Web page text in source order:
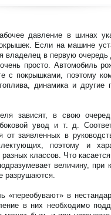
давление в шинах
Если на машине
владелец в первую
просто. Автомобиль
с покрышками, поэтому
динамика и другие
зависят, в свою
увод и т. д.
от заявленных в
поэтому и
классов. Что
величину, при
разрушаются.
«переобувают» в
в них необходимо